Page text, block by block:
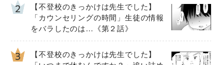
【不登校のきっかけは先生でした】
「カウンセリングの時間」生徒の情報
をバラしたのは…《第２話》
【不登校のきっかけは先生でした】